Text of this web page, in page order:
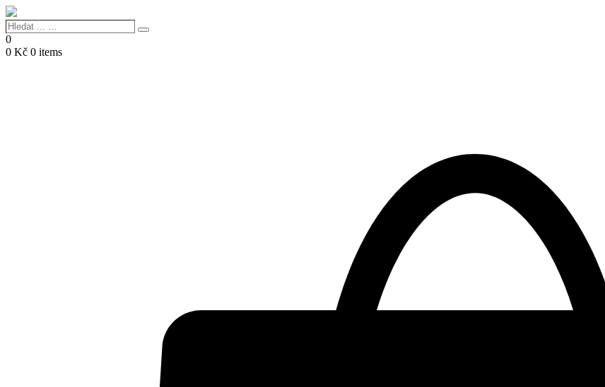
Hledat
...
…
Search
0
0 Kč 0 items